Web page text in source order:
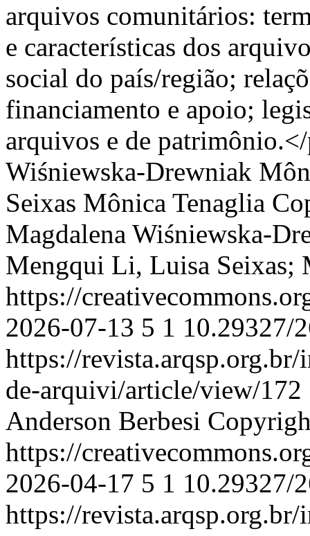
arquivos comunitários:
e características dos
social do país/região;
financiamento e apoio;
arquivos e de
Wiśniewska-Drewniak
Seixas Mônica Tenaglia
Magdalena Wiśniewska-
Mengqui Li, Luisa Seixas;
https://
2026-07-13 5 1 10.29327/
https://revista.arqsp.org.br/
de-arquivi/article/view/172
Anderson Berbesi
https://
2026-04-17 5 1 10.29327/
https://revista.arqsp.org.br/